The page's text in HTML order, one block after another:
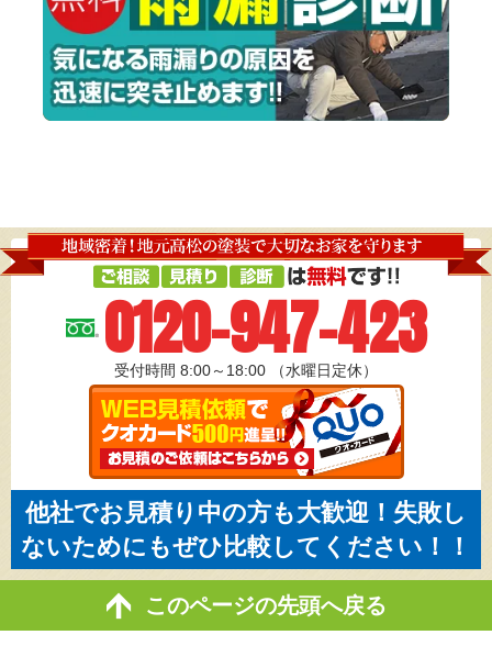
0120-947-423
受付時間 8:00～18:00 （水曜日定休）
他社でお見積り中の方も大歓迎！失敗し
ないためにもぜひ比較してください！！
このページの先頭へ戻る